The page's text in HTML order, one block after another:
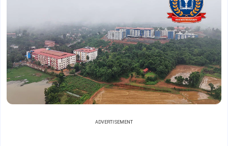
ADVERTISEMENT